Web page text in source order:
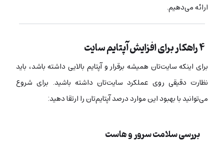
ارائه می‌دهیم.
۴ راهکار برای افزایش آپتایم سایت
برای اینکه سایت‌تان همیشه برقرار و آپتایم بالایی داشته باشد، باید
نظارت دقیقی روی عملکرد سایت‌تان داشته باشید. برای شروع
می‌توانید با بهبود این موارد درصد آپتایم‌تان را ارتقا دهید:
بررسی سلامت سرور و هاست